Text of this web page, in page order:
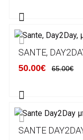
ΕΞΟΔΑ
ΕΛΛΑΔΑ
μεταφορικών
Τα προϊόντα
SANTE,
50.00€ 65.00€
SANTE